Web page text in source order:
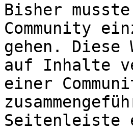
Bisher
Community
gehen.
auf Inhalte
einer
Seitenleiste